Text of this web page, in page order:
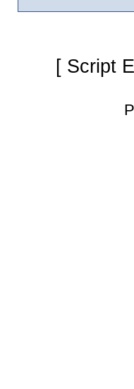
[ Script